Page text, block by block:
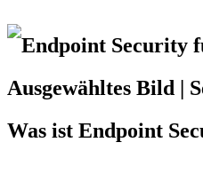
Was ist Endpoint